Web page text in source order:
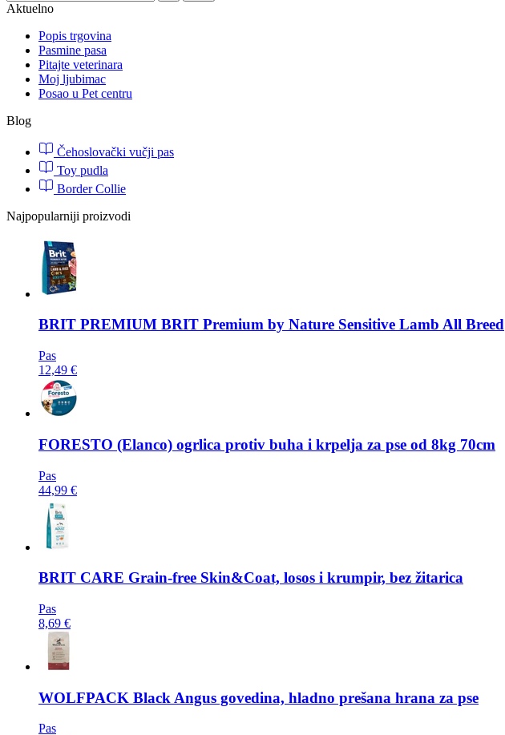
Aktuelno
Popis trgovina
Pasmine pasa
Pitajte veterinara
Moj ljubimac
Posao u Pet centru
Blog
Čehoslovački vučji pas
Toy pudla
Border Collie
Najpopularniji proizvodi
BRIT PREMIUM BRIT Premium by Nature Sensitive Lamb All Breed
Pas
12,49 €
FORESTO (Elanco) ogrlica protiv buha i krpelja za pse od 8kg 70cm
Pas
44,99 €
BRIT CARE Grain-free Skin&Coat, losos i krumpir, bez žitarica
Pas
8,69 €
WOLFPACK Black Angus govedina, hladno prešana hrana za pse
Pas